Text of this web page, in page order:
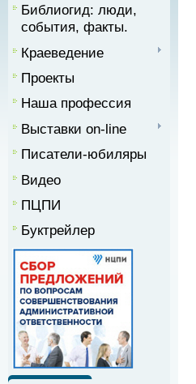
Библиогид: люди,
события, факты.
Краеведение
Проекты
Наша профессия
Выставки on-line
Писатели-юбиляры
Видео
ПЦПИ
Буктрейлер